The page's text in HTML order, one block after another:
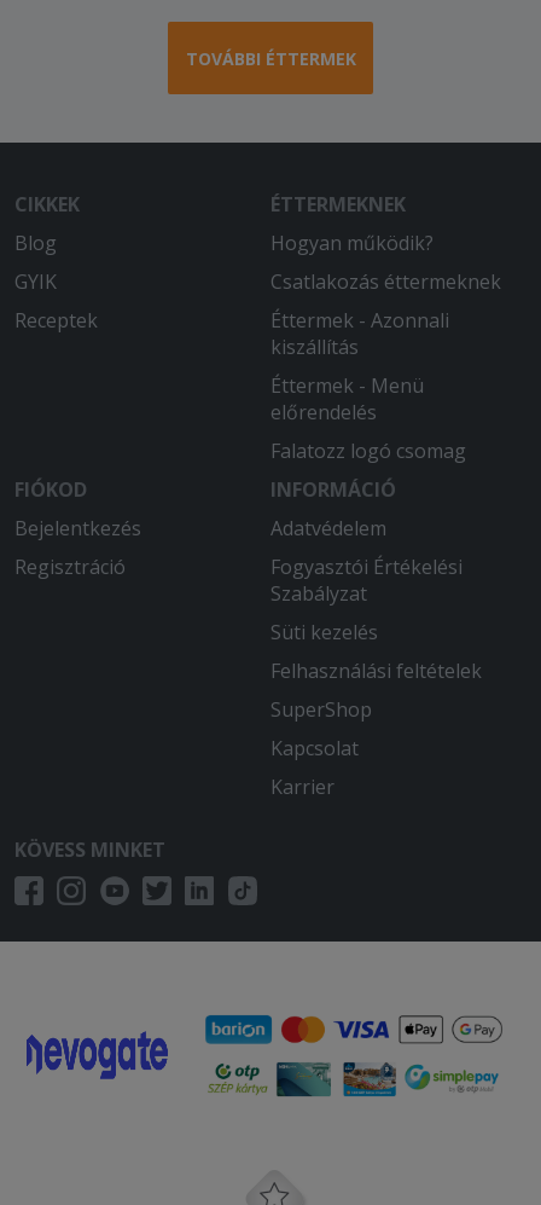
TOVÁBBI ÉTTERMEK
CIKKEK
Blog
GYIK
Receptek
ÉTTERMEKNEK
Hogyan működik?
Csatlakozás éttermeknek
Éttermek - Azonnali
kiszállítás
Éttermek - Menü
előrendelés
Falatozz logó csomag
FIÓKOD
Bejelentkezés
Regisztráció
INFORMÁCIÓ
Adatvédelem
Fogyasztói Értékelési
Szabályzat
Süti kezelés
Felhasználási feltételek
SuperShop
Kapcsolat
Karrier
KÖVESS MINKET